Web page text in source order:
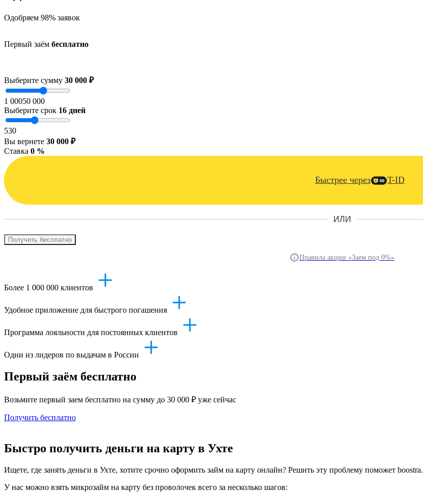
Одобряем 98% заявок
Первый заём бесплатно
Выберите сумму 30 000 ₽
1 00050 000
Выберите срок 16 дней
530
Вы вернете 30 000 ₽
Ставка 0 %
Быстрее через T-ID
ИЛИ
Получить бесплатно
Правила акции «Заем под 0%»
Более 1 000 000 клиентов
Удобное приложение для быстрого погашения
Программа лояльности для постоянных клиентов
Одни из лидеров по выдачам в России
Первый заём бесплатно
Возьмите первый заем бесплатно на сумму до 30 000 ₽ уже сейчас
Получить бесплатно
Быстро получить деньги на карту в Ухте
Ищете, где занять деньги в Ухте, хотите срочно оформить займ на карту онлайн? Решить эту проблему поможет boostra.
У нас можно взять микрозайм на карту без проволочек всего за несколько шагов: